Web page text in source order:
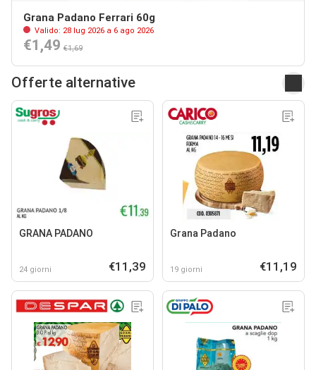
Grana Padano Ferrari 60g
Valido: 28 lug 2026 a 6 ago 2026
€1,49 €1,69
Offerte alternative
GRANA PADANO
24 giorni €11,39
Grana Padano
19 giorni €11,19